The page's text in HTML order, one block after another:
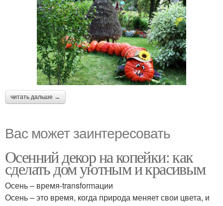
читать дальше →
Вас может заинтересовать
Осенний декор на копейки: как
сделать дом уютным и красивым
Осень – время-transformации
Осень – это время, когда природа меняет свои цвета, и